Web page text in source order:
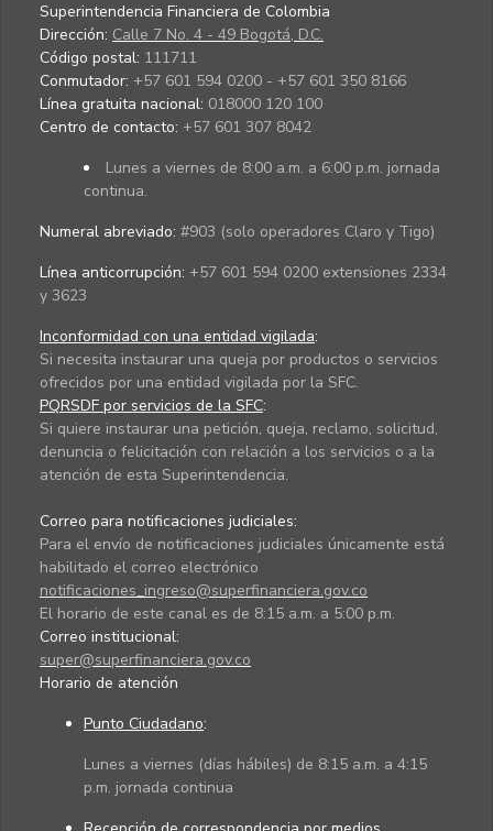
Superintendencia Financiera de Colombia
Dirección: Calle 7 No. 4 - 49 Bogotá, D.C.
Código postal: 111711
Conmutador: +57 601 594 0200 - +57 601 350 8166
Línea gratuita nacional: 018000 120 100
Centro de contacto: +57 601 307 8042
Lunes a viernes de 8:00 a.m. a 6:00 p.m. jornada
continua.
Numeral abreviado: #903 (solo operadores Claro y Tigo)
Línea anticorrupción: +57 601 594 0200 extensiones 2334
y 3623
Inconformidad con una entidad vigilada:
Si necesita instaurar una queja por productos o servicios
ofrecidos por una entidad vigilada por la SFC.
PQRSDF por servicios de la SFC:
Si quiere instaurar una petición, queja, reclamo, solicitud,
denuncia o felicitación con relación a los servicios o a la
atención de esta Superintendencia.
Correo para notificaciones judiciales:
Para el envío de notificaciones judiciales únicamente está
habilitado el correo electrónico
notificaciones_ingreso@superfinanciera.gov.co
El horario de este canal es de 8:15 a.m. a 5:00 p.m.
Correo institucional:
super@superfinanciera.gov.co
Horario de atención
Punto Ciudadano:
Lunes a viernes (días hábiles) de 8:15 a.m. a 4:15
p.m. jornada continua